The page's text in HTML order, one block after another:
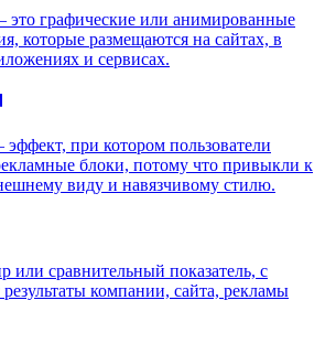
это графические или анимированные
которые размещаются на сайтах, в
и сервисах.
при котором пользователи
блоки, потому что привыкли к
виду и навязчивому стилю.
сравнительный показатель, с
компании, сайта, рекламы